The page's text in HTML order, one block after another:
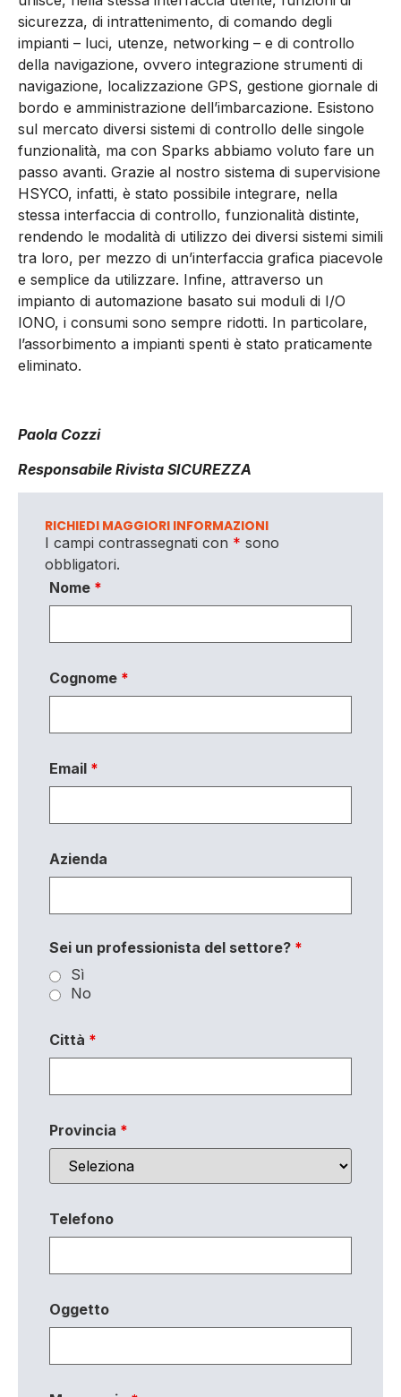
sicurezza, di intrattenimento, di comando degli
impianti – luci, utenze, networking – e di controllo
della navigazione, ovvero integrazione strumenti di
navigazione, localizzazione GPS, gestione giornale di
bordo e amministrazione dell’imbarcazione. Esistono
sul mercato diversi sistemi di controllo delle singole
funzionalità, ma con Sparks abbiamo voluto fare un
passo avanti. Grazie al nostro sistema di supervisione
HSYCO, infatti, è stato possibile integrare, nella
stessa interfaccia di controllo, funzionalità distinte,
rendendo le modalità di utilizzo dei diversi sistemi simili
tra loro, per mezzo di un’interfaccia grafica piacevole
e semplice da utilizzare. Infine, attraverso un
impianto di automazione basato sui moduli di I/O
IONO, i consumi sono sempre ridotti. In particolare,
l’assorbimento a impianti spenti è stato praticamente
eliminato.
Paola Cozzi
Responsabile Rivista SICUREZZA
RICHIEDI MAGGIORI INFORMAZIONI
I campi contrassegnati con * sono
obbligatori.
Nome *
Cognome *
Email *
Azienda
Sei un professionista del settore? *
Sì
No
Città *
Provincia *
Telefono
Oggetto